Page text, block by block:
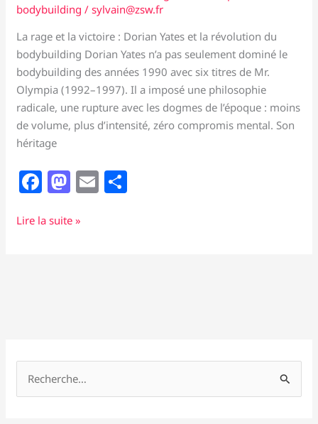
bodybuilding /sylvain@zsw.fr
La rage et la victoire : Dorian Yates et la révolution du
bodybuilding Dorian Yates n’a pas seulement dominé le
bodybuilding des années 1990 avec six titres de Mr.
Olympia (1992–1997). Il a imposé une philosophie
radicale, une rupture avec les dogmes de l’époque : moins
de volume, plus d’intensité, zéro compromis mental. Son
héritage
F
c
M
st
E
La
Lire la suite »